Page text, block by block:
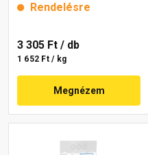
Rendelésre
3 305 Ft / db
1 652 Ft / kg
Megnézem